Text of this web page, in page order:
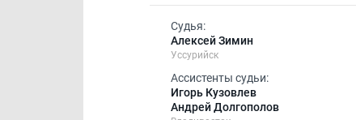
Судья:
Алексей Зимин
Уссурийск
Ассистенты судьи:
Игорь Кузовлев
Андрей Долгополов